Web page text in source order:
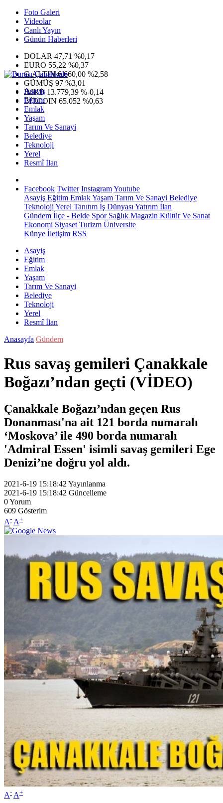
Foto Galeri
Videolar
Canlı Yayın
Günün Haberleri
DOLAR 47,71 %0,17
EURO 55,22 %0,37
G.ALTIN6.660,00 %2,58
GÜMÜŞ 97 %3,01
IMKB 13.779,39 %-0,14
BITCOIN 65.052 %0,63
Asayiş
Eğitim
Emlak
Yaşam
Tarım Ve Sanayi
Belediye
Teknoloji
Yerel
Resmî İlan
Facebook Twitter InstagramYoutube
Asayiş Eğitim EmlakYaşam Tarım Ve Sanayi Belediye
Teknoloji Yerel Tanıtım İş Dünyası Yatırım İlan
Gündem İlçe - Belde SporSağlık Magazin Kültür Ve Sanat
Ekonomi Siyaset Turizm Üniversite
Künye İletişim RSS
Asayiş
Eğitim
Emlak
Yaşam
Tarım Ve Sanayi
Belediye
Teknoloji
Yerel
Resmî İlan
Anasayfa Gündem
Rus savaş gemileri Çanakkale
Boğazı’ndan geçti (VİDEO)
Çanakkale Boğazı’ndan geçen Rus
Donanması'na ait 121 borda numaralı
‘Moskova’ ile 490 borda numaralı
'Admiral Essen' isimli savaş gemileri Ege
Denizi’ne doğru yol aldı.
2021-6-19 15:18:42 Yayınlanma
2021-6-19 15:18:42 Güncelleme
0Yorum
609 Gösterim
A- A+
A- A+